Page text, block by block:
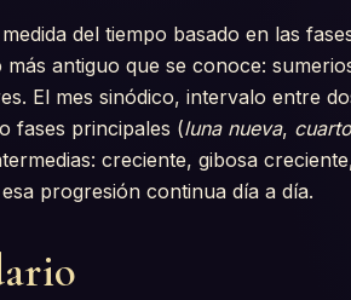
del tiempo basado en las
antiguo que se conoce:
El mes sinódico, intervalo entre
fases principales (luna nueva,
creciente, gibosa
progresión continua día a día.